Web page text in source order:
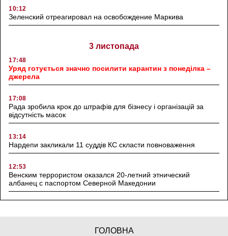
10:12
Зеленский отреагировал на освобождение Маркива
3 листопада
17:48
Уряд готується значно посилити карантин з понеділка –
джерела
17:08
Рада зробила крок до штрафів для бізнесу і організацій за
відсутність масок
13:14
Нардепи закликали 11 суддів КС скласти повноваження
12:53
Венским террористом оказался 20-летний этнический
албанец с паспортом Северной Македонии
ГОЛОВНА